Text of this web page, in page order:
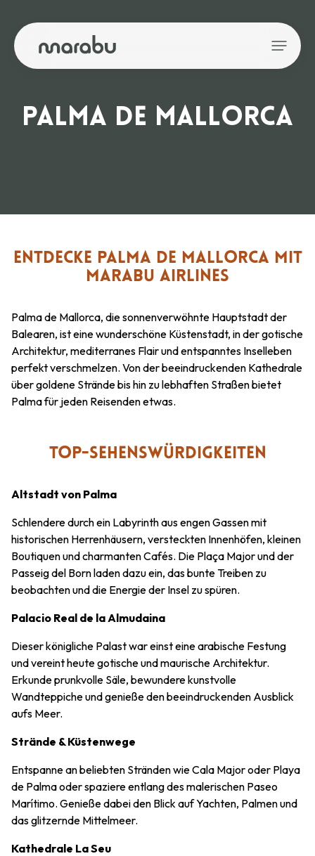
PALMA DE MALLORCA
ENTDECKE PALMA DE MALLORCA MIT
MARABU AIRLINES
Palma de Mallorca, die sonnenverwöhnte Hauptstadt der
Balearen, ist eine wunderschöne Küstenstadt, in der gotische
Architektur, mediterranes Flair und entspanntes Inselleben
perfekt verschmelzen. Von der beeindruckenden Kathedrale
über goldene Strände bis hin zu lebhaften Straßen bietet
Palma für jeden Reisenden etwas.
TOP-SEHENSWÜRDIGKEITEN
Altstadt von Palma
Schlendere durch ein Labyrinth aus engen Gassen mit
historischen Herrenhäusern, versteckten Innenhöfen, kleinen
Boutiquen und charmanten Cafés. Die Plaça Major und der
Passeig del Born laden dazu ein, das bunte Treiben zu
beobachten und die Energie der Insel zu spüren.
Palacio Real de la Almudaina
Dieser königliche Palast war einst eine arabische Festung
und vereint heute gotische und maurische Architektur.
Erkunde prunkvolle Säle, bewundere kunstvolle
Wandteppiche und genieße den beeindruckenden Ausblick
aufs Meer.
Strände & Küstenwege
Entspanne an beliebten Stränden wie Cala Major oder Playa
de Palma oder spaziere entlang des malerischen Paseo
Marítimo. Genieße dabei den Blick auf Yachten, Palmen und
das glitzernde Mittelmeer.
Kathedrale La Seu